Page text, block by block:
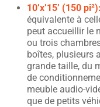
10’x’15’ (150 pi²):
équivalente à
peut accueillir le
ou trois
boîtes, plusieurs
grande taille, du
de
meuble audio-
que de petits